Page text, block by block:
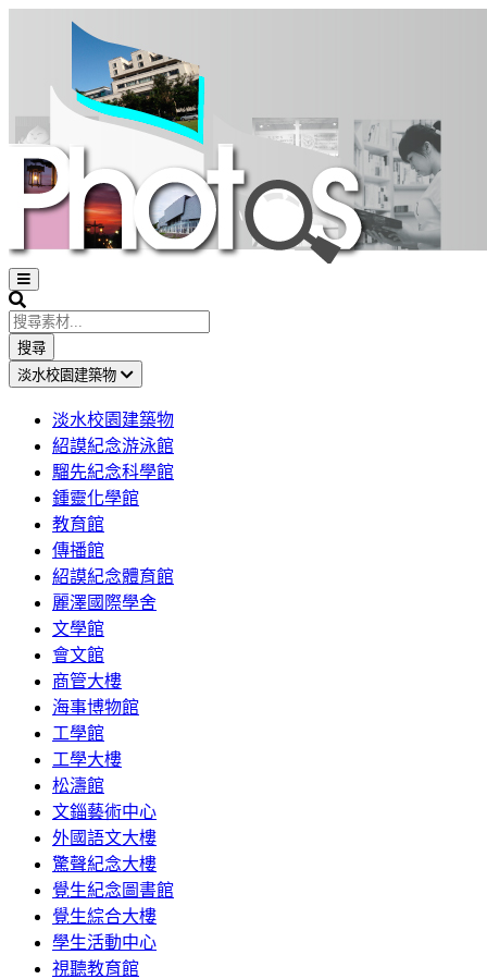
Open
sidebar
Search
搜尋
淡水校園建築物
淡水校園建築物
紹謨紀念游泳館
騮先紀念科學館
鍾靈化學館
教育館
傳播館
紹謨紀念體育館
麗澤國際學舍
文學館
會文館
商管大樓
海事博物館
工學館
工學大樓
松濤館
文錙藝術中心
外國語文大樓
驚聲紀念大樓
覺生紀念圖書館
覺生綜合大樓
學生活動中心
視聽教育館